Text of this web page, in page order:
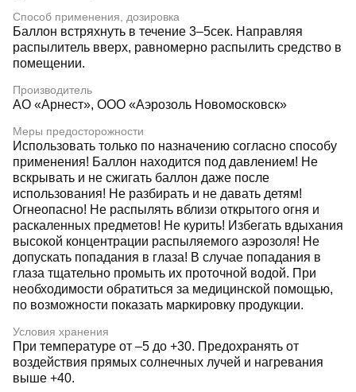
Способ применения, дозировка
Баллон встряхнуть в течение 3–5сек. Направляя
распылитель вверх, равномерно распылить средство в
помещении.
Производитель
АО «Арнест», ООО «Аэрозоль Новомосковск»
Меры предосторожности
Использовать только по назначению согласно способу
применения! Баллон находится под давлением! Не
вскрывать и не сжигать баллон даже после
использования! Не разбирать и не давать детям!
Огнеопасно! Не распылять вблизи открытого огня и
раскаленных предметов! Не курить! Избегать вдыхания
высокой концентрации распыляемого аэрозоля! Не
допускать попадания в глаза! В случае попадания в
глаза тщательно промыть их проточной водой. При
необходимости обратиться за медицинской помощью,
по возможности показать маркировку продукции.
Условия хранения
При температуре от –5 до +30. Предохранять от
воздействия прямых солнечных лучей и нагревания
выше +40.